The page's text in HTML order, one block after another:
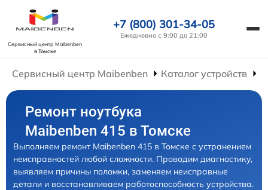
Сервисный центр Maibenben
в Томске
+7 (800) 301-34-05
Ежедневно с 9:00 до 21:00
Сервисный центр Maibenben Каталог устройств
Ремонт ноутбука
Maibenben 415 в Томске
Выполняем ремонт Maibenben 415 в Томске с устранением
неисправностей любой сложности. Проводим диагностику,
выявляем причины поломки, заменяем неисправные
детали и восстанавливаем работоспособность устройства.